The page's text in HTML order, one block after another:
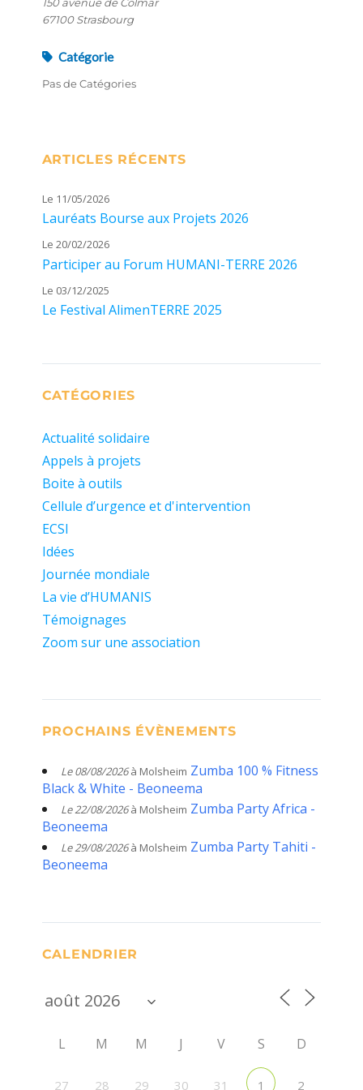
67100 Strasbourg
Catégorie
Pas de Catégories
ARTICLES RÉCENTS
Le 11/05/2026
Lauréats Bourse aux Projets 2026
Le 20/02/2026
Participer au Forum HUMANI-TERRE 2026
Le 03/12/2025
Le Festival AlimenTERRE 2025
CATÉGORIES
Actualité solidaire
Appels à projets
Boite à outils
Cellule d’urgence et d'intervention
ECSI
Idées
Journée mondiale
La vie d’HUMANIS
Témoignages
Zoom sur une association
PROCHAINS ÉVÈNEMENTS
Le 08/08/2026à Molsheim Zumba 100 % Fitness
Black & White - Beoneema
Le 22/08/2026à Molsheim Zumba Party Africa -
Beoneema
Le 29/08/2026à Molsheim Zumba Party Tahiti -
Beoneema
CALENDRIER
L M M J V S D
27 28 29 30 31 1 2